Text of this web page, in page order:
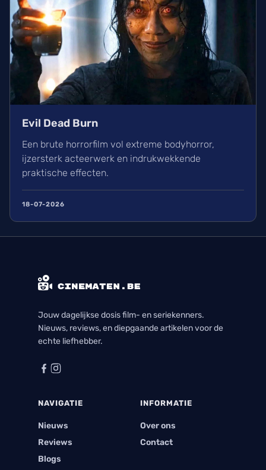
Evil Dead Burn
Een brute horrorfilm vol extreme bodyhorror,
ijzersterk acteerwerk en indrukwekkende
praktische effecten.
18-07-2026
Jouw dagelijkse dosis film- en seriekenners.
Nieuws, reviews, en diepgaande artikelen voor de
echte liefhebber.
NAVIGATIE
Nieuws
Reviews
Blogs
INFORMATIE
Over ons
Contact